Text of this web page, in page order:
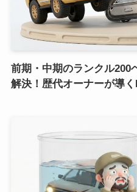
前期・中期のランクル200
解決！歴代オーナーが導